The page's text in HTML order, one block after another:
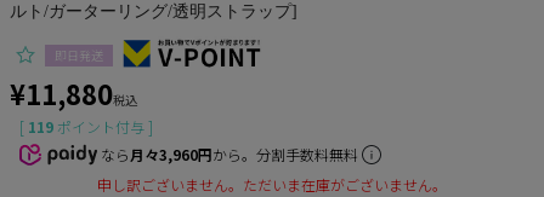
ルト/ガーターリング/透明ストラップ]
即日発送
¥11,880税込
[ 119 ポイント付与 ]
なら月々3,960円から。分割手数料無料
申し訳ございません。ただいま在庫がございません。